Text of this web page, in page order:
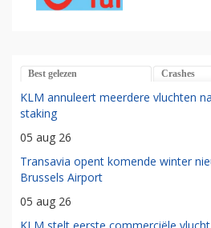
Best gelezen Crashes
KLM annuleert meerdere vluchten
staking
05 aug 26
Transavia opent komende winter
Brussels Airport
05 aug 26